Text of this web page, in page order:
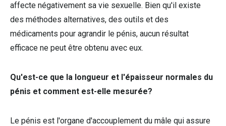
affecte négativement sa vie sexuelle. Bien qu'il existe
des méthodes alternatives, des outils et des
médicaments pour agrandir le pénis, aucun résultat
efficace ne peut être obtenu avec eux.
Qu'est-ce que la longueur et l'épaisseur normales du
pénis et comment est-elle mesurée?
Le pénis est l'organe d'accouplement du mâle qui assure